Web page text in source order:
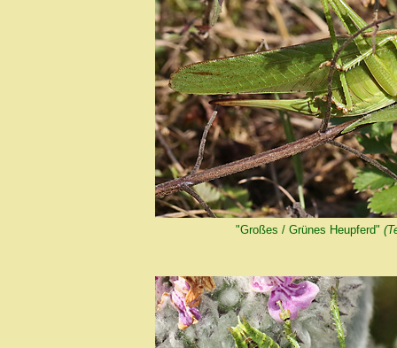
"Großes / Grünes Heupferd"